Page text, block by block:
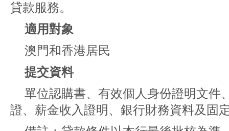
貸款服務。
適用對象
澳門和香港居民
提交資料
單位認購書、有效個人身份證明文件
證、薪金收入證明、銀行財務資料及固